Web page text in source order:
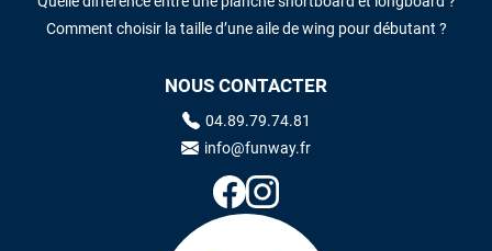
Comment choisir la taille d’une aile de wing pour débutant ?
NOUS CONTACTER
04.89.79.74.81
info@funway.fr